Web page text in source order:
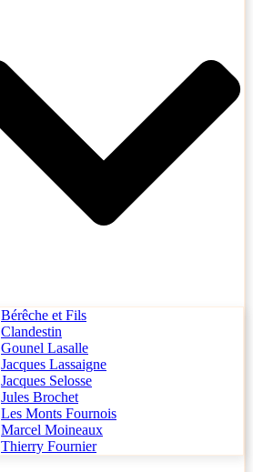
Bérêche et Fils
Clandestin
Gounel Lasalle
Jacques Lassaigne
Jacques Selosse
Jules Brochet
Les Monts Fournois
Marcel Moineaux
Thierry Fournier